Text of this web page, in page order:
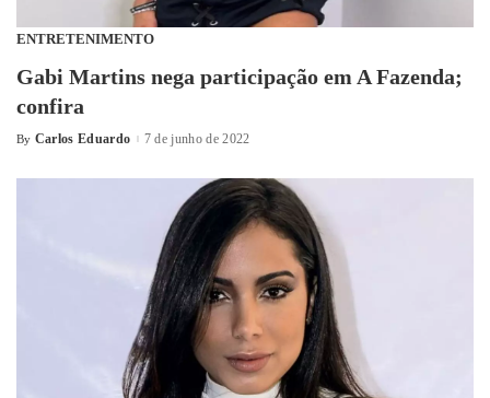
ENTRETENIMENTO
Gabi Martins nega participação em A Fazenda;
confira
By Carlos Eduardo 7 de junho de 2022